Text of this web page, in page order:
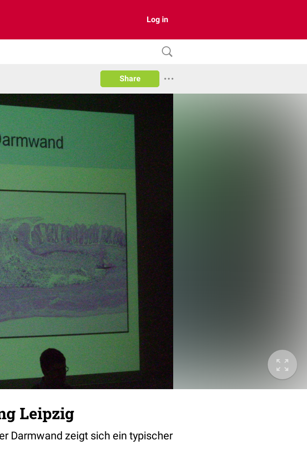
Log in
Share
Leipzig
Darmwand zeigt sich ein typischer